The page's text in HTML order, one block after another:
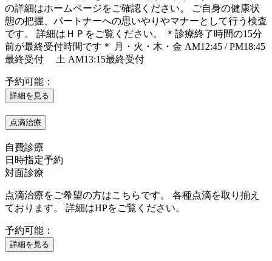
の詳細はホームページをご確認ください。 ご自身の健康状
態の把握、パートナーへの思いやりやマナーとして行う検査
です。 詳細はＨＰをご覧ください。 ＊診療終了時間の15分
前が最終受付時間です＊ 月・火・木・金 AM12:45 / PM18:45
最終受付 土 AM13:15最終受付
予約可能：
詳細を見る
点滴治療
自費診療
日時指定予約
対面診療
点滴治療をご希望の方はこちらです。 各種点滴を取り揃え
ております。 詳細はHPをご覧ください。
予約可能：
詳細を見る